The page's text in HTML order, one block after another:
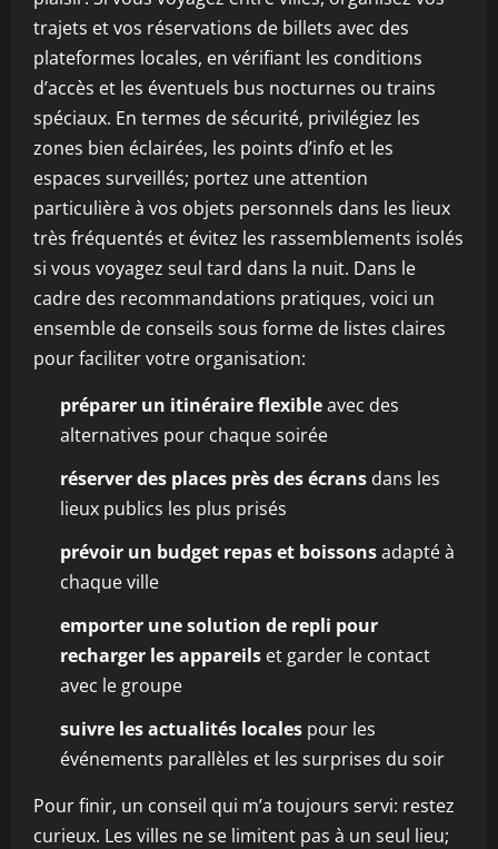
trajets et vos réservations de billets avec des
plateformes locales, en vérifiant les conditions
d’accès et les éventuels bus nocturnes ou trains
spéciaux. En termes de sécurité, privilégiez les
zones bien éclairées, les points d’info et les
espaces surveillés; portez une attention
particulière à vos objets personnels dans les lieux
très fréquentés et évitez les rassemblements isolés
si vous voyagez seul tard dans la nuit. Dans le
cadre des recommandations pratiques, voici un
ensemble de conseils sous forme de listes claires
pour faciliter votre organisation:
préparer un itinéraire flexibleavec des
alternatives pour chaque soirée
réserver des places près des écrans dans les
lieux publics les plus prisés
prévoir un budget repas et boissonsadapté à
chaque ville
emporter une solution de repli pour
recharger les appareils et garder le contact
avec le groupe
suivre les actualités locales pour les
événements parallèles et les surprises du soir
Pour finir, un conseil qui m’a toujours servi: restez
curieux. Les villes ne se limitent pas à un seul lieu;